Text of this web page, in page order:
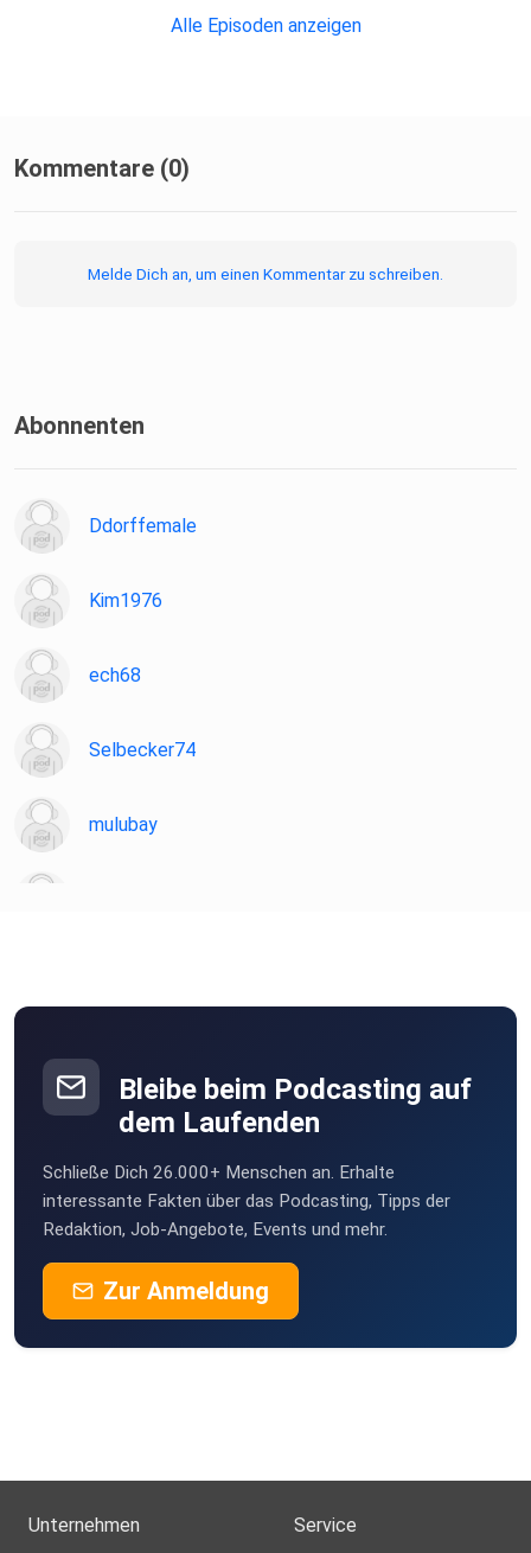
Alle Episoden anzeigen
Kommentare (0)
Melde Dich an, um einen Kommentar zu schreiben.
Abonnenten
Ddorffemale
Kim1976
ech68
Selbecker74
mulubay
MaxMeier
Bergrheinfeld
Legolas
Illingen
plotzks
Bleibe beim Podcasting auf
dem Laufenden
Schließe Dich 26.000+ Menschen an. Erhalte
interessante Fakten über das Podcasting, Tipps der
Redaktion, Job-Angebote, Events und mehr.
Zur Anmeldung
Unternehmen Service